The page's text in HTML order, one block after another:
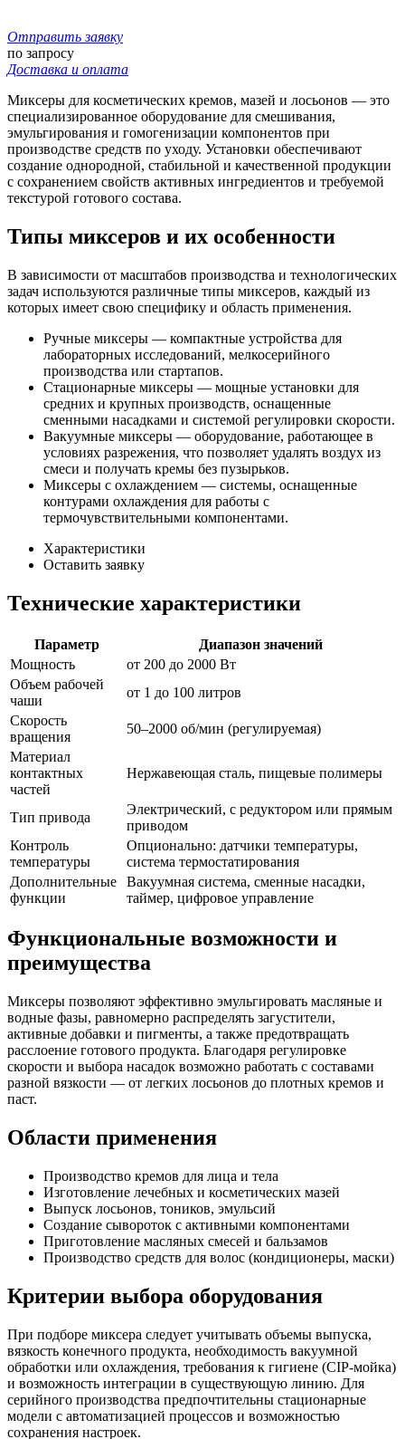
Отправить заявку
по запросу
Доставка и оплата
Миксеры для косметических кремов, мазей и лосьонов — это
специализированное оборудование для смешивания,
эмульгирования и гомогенизации компонентов при
производстве средств по уходу. Установки обеспечивают
создание однородной, стабильной и качественной продукции
с сохранением свойств активных ингредиентов и требуемой
текстурой готового состава.
Типы миксеров и их особенности
В зависимости от масштабов производства и технологических
задач используются различные типы миксеров, каждый из
которых имеет свою специфику и область применения.
Ручные миксеры — компактные устройства для
лабораторных исследований, мелкосерийного
производства или стартапов.
Стационарные миксеры — мощные установки для
средних и крупных производств, оснащенные
сменными насадками и системой регулировки скорости.
Вакуумные миксеры — оборудование, работающее в
условиях разрежения, что позволяет удалять воздух из
смеси и получать кремы без пузырьков.
Миксеры с охлаждением — системы, оснащенные
контурами охлаждения для работы с
термочувствительными компонентами.
Характеристики
Оставить заявку
Технические характеристики
Параметр
Диапазон значений
Мощность
от 200 до 2000 Вт
Объем рабочей
чаши
от 1 до 100 литров
Скорость
вращения
50–2000 об/мин (регулируемая)
Материал
контактных
частей
Нержавеющая сталь, пищевые полимеры
Тип привода
Электрический, с редуктором или прямым
приводом
Контроль
температуры
Опционально: датчики температуры,
система термостатирования
Дополнительные
функции
Вакуумная система, сменные насадки,
таймер, цифровое управление
Функциональные возможности и
преимущества
Миксеры позволяют эффективно эмульгировать масляные и
водные фазы, равномерно распределять загустители,
активные добавки и пигменты, а также предотвращать
расслоение готового продукта. Благодаря регулировке
скорости и выбора насадок возможно работать с составами
разной вязкости — от легких лосьонов до плотных кремов и
паст.
Области применения
Производство кремов для лица и тела
Изготовление лечебных и косметических мазей
Выпуск лосьонов, тоников, эмульсий
Создание сывороток с активными компонентами
Приготовление масляных смесей и бальзамов
Производство средств для волос (кондиционеры, маски)
Критерии выбора оборудования
При подборе миксера следует учитывать объемы выпуска,
вязкость конечного продукта, необходимость вакуумной
обработки или охлаждения, требования к гигиене (CIP-мойка)
и возможность интеграции в существующую линию. Для
серийного производства предпочтительны стационарные
модели с автоматизацией процессов и возможностью
сохранения настроек.